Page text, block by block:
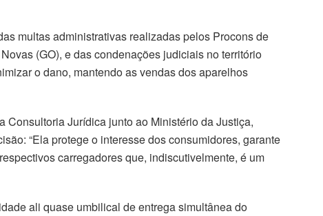
multas administrativas realizadas pelos Procons de
(GO), e das condenações judiciais no território
o dano, mantendo as vendas dos aparelhos
Jurídica junto ao Ministério da Justiça,
“Ela protege o interesse dos consumidores, garante
carregadores que, indiscutivelmente, é um
ali quase umbilical de entrega simultânea do